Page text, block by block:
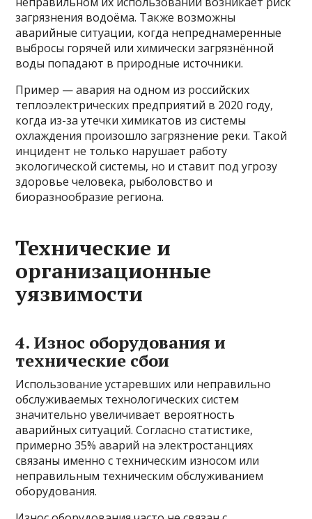
загрязнения водоёма. Также возможны
аварийные ситуации, когда непреднамеренные
выбросы горячей или химически загрязнённой
воды попадают в природные источники.
Пример — авария на одном из российских
теплоэлектрических предприятий в 2020 году,
когда из-за утечки химикатов из системы
охлаждения произошло загрязнение реки. Такой
инцидент не только нарушает работу
экологической системы, но и ставит под угрозу
здоровье человека, рыболовство и
биоразнообразие региона.
Технические и
организационные
уязвимости
4. Износ оборудования и
технические сбои
Использование устаревших или неправильно
обслуживаемых технологических систем
значительно увеличивает вероятность
аварийных ситуаций. Согласно статистике,
примерно 35% аварий на электростанциях
связаны именно с техническим износом или
неправильным техническим обслуживанием
оборудования.